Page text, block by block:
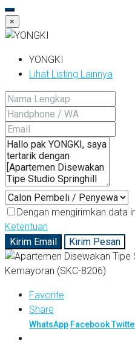
×
YONGKI
Lihat Listing Lainnya
Dengan mengirimkan data
Ketentuan
Kirim Email
Kirim Pesan
Favorite
Share
WhatsApp Facebook